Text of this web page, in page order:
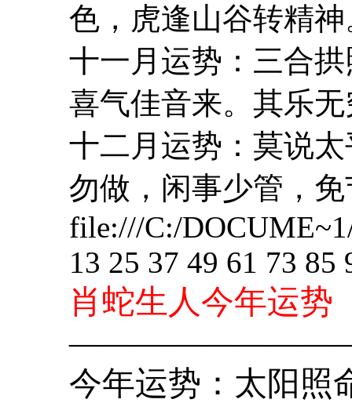
色，虎逢山谷转精
十一月运势：三合
喜气佳音来。其乐
十二月运势：莫说
勿做，闲事少管，
file:///C:/
13 25 37 49 61 73 85
肖蛇生人今年运势
今年运势：太阳照